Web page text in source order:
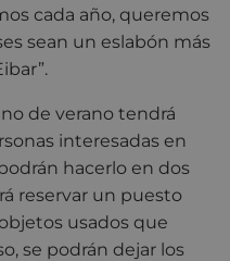
cada año, queremos
sean un eslabón más
de verano tendrá
interesadas en
hacerlo en dos
reservar un puesto
usados que
se podrán dejar los